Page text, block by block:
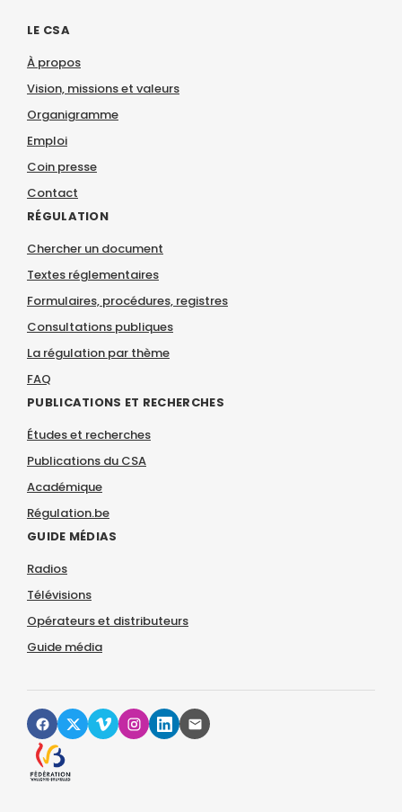
LE CSA
À propos
Vision, missions et valeurs
Organigramme
Emploi
Coin presse
Contact
RÉGULATION
Chercher un document
Textes réglementaires
Formulaires, procédures, registres
Consultations publiques
La régulation par thème
FAQ
PUBLICATIONS ET RECHERCHES
Études et recherches
Publications du CSA
Académique
Régulation.be
GUIDE MÉDIAS
Radios
Télévisions
Opérateurs et distributeurs
Guide média